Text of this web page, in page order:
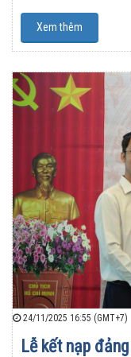
Xem thêm
24/11/2025 16:55 (GMT+7)
Lễ kết nạp